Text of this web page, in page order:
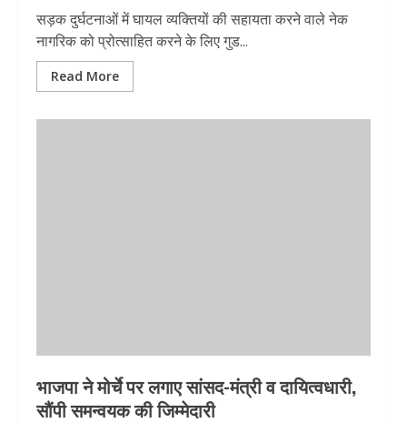
सड़क दुर्घटनाओं में घायल व्यक्तियों की सहायता करने वाले नेक
नागरिक को प्रोत्साहित करने के लिए गुड...
Read More
भाजपा ने मोर्चे पर लगाए सांसद-मंत्री व दायित्वधारी,
सौंपी समन्वयक की जिम्मेदारी